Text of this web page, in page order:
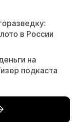
в России
на
подкаста